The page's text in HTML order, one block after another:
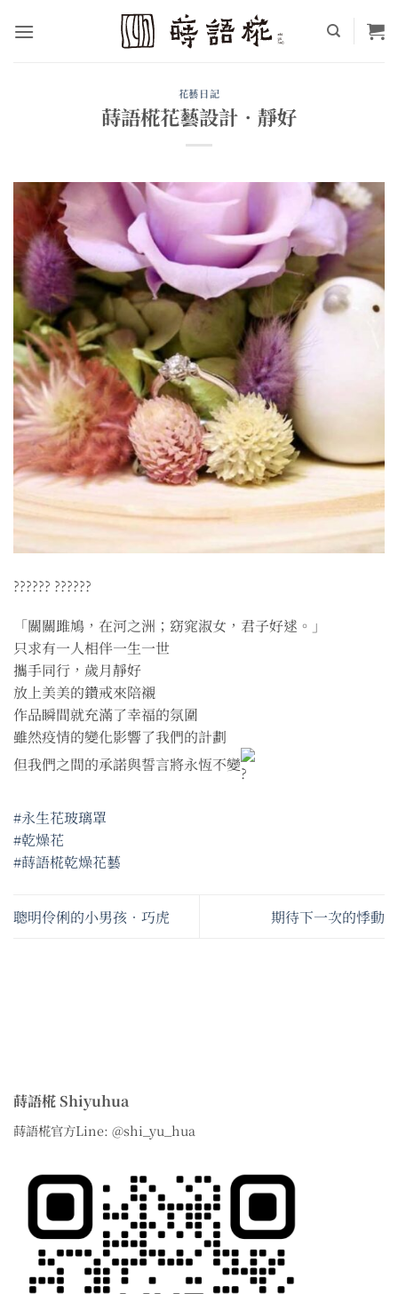
花藝日記
蒔語椛花藝設計•靜好
?????? ??????
「關關雎鳩，在河之洲；窈窕淑女，君子好逑。」
只求有一人相伴一生一世
攜手同行，歲月靜好
放上美美的鑽戒來陪襯
作品瞬間就充滿了幸福的氛圍
雖然疫情的變化影響了我們的計劃
但我們之間的承諾與誓言將永恆不變
#永生花玻璃罩
#乾燥花
#蒔語椛乾燥花藝
聰明伶俐的小男孩•巧虎 期待下一次的悸動
蒔語椛 Shiyuhua
蒔語椛官方Line: @shi_yu_hua